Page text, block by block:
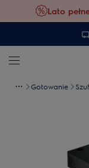
Lato
Gotowanie